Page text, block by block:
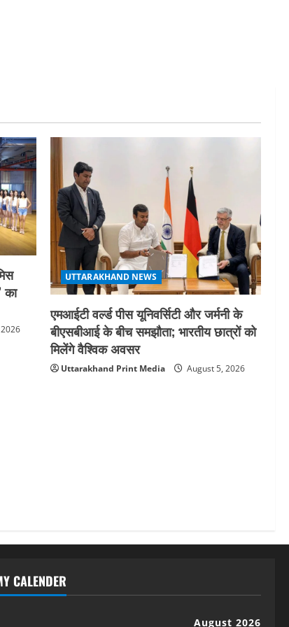
का
UTTARAKHAND NEWS
एमआईटी वर्ल्ड पीस यूनिवर्सिटी और जर्मनी के
बीएसबीआई के बीच समझौता; भारतीय छात्रों को
मिलेंगे वैश्विक अवसर
Uttarakhand Print Media August 5, 2026
CALENDER
August 2026